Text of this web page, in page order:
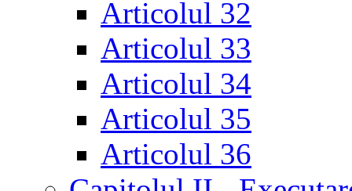
Articolul 32
Articolul 33
Articolul 34
Articolul 35
Articolul 36